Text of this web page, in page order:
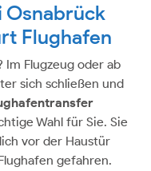
Osnabrück
Flughafen
Flugzeug oder ab
sich schließen und
Wahl für Sie. Sie
vor der Haustür
gefahren.